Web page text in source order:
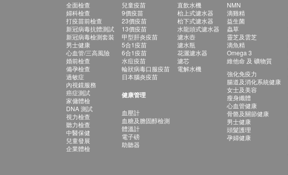
全面檢查
婦科檢查
打疫苗前檢查
新冠病毒抗體測試
新冠病毒檢測套裝
男士健康
心血管/三高風險
婚前檢查
備孕檢查
過敏症
內視鏡服務
癌症測試
家傭體檢
DNA 測試
視力檢查
聽力檢查
中醫保健
兒童發展
企業體檢
兒童疫苗
9價疫苗
23價疫苗
13價疫苗
甲型肝炎疫苗
5合1疫苗
6合1疫苗
水痘疫苗
輪狀病毒口服疫苗
日本腦炎疫苗
健康管理
血壓計
血糖及膽固醇檢測
體溫計
電子磅
助聽器
直飲水機
枱上式濾水器
枱下式濾水器
水龍頭式濾水器
濾水壺
濾水瓶
花灑濾水器
濾芯
電解水機
NMN
滴雞精
益生菌
蟲草
靈芝及雲芝
滴魚精
Omega 3
維他命 及 礦物質
強化免疫力
腸道及消化系統健康
女士及美容
瘦身纖體
心血管健康
骨骼及關節健康
男士健康
頭髮護理
孕婦健康